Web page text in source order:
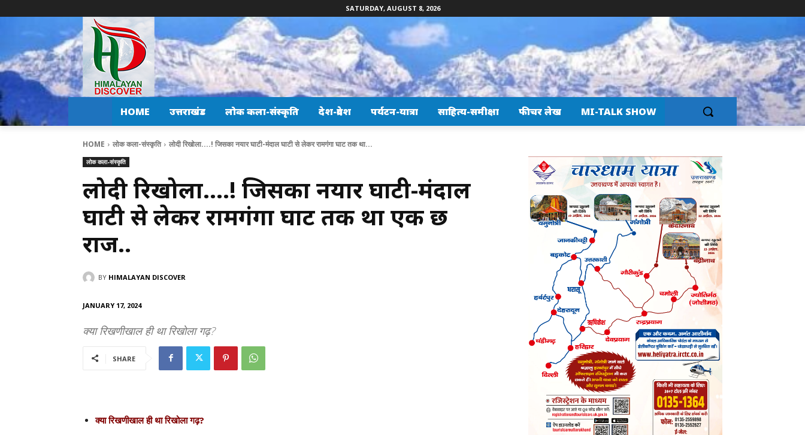
SATURDAY, AUGUST 8, 2026
HOME उत्तराखंड लोक कला-संस्कृति देश-प्रदेश पर्यटन-यात्रा साहित्य-समीक्षा फीचर लेख MI-TALK SHOW
HOME लोक कला-संस्कृति लोदी रिखोला....! जिसका नयार घाटी-मंदाल घाटी से लेकर रामगंगा घाट तक था...
लोक कला-संस्कृति
लोदी रिखोला….! जिसका नयार घाटी-मंदाल
घाटी से लेकर रामगंगा घाट तक था एक छत्र
राज..
BY HIMALAYAN DISCOVER
JANUARY 17, 2024
क्या रिखणीखाल ही था रिखोला गढ़?
SHARE
क्या रिखणीखाल ही था रिखोला गढ़?